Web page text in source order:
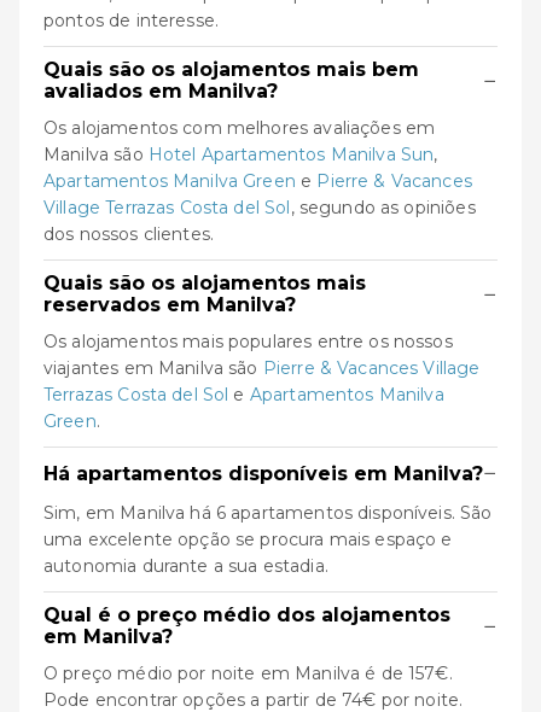
pontos de interesse.
Quais são os alojamentos mais bem
avaliados em Manilva?
−
Os alojamentos com melhores avaliações em
Manilva são Hotel Apartamentos Manilva Sun,
Apartamentos Manilva Green e Pierre & Vacances
Village Terrazas Costa del Sol, segundo as opiniões
dos nossos clientes.
Quais são os alojamentos mais
reservados em Manilva?
−
Os alojamentos mais populares entre os nossos
viajantes em Manilva são Pierre & Vacances Village
Terrazas Costa del Sol e Apartamentos Manilva
Green.
Há apartamentos disponíveis em Manilva?−
Sim, em Manilva há 6 apartamentos disponíveis. São
uma excelente opção se procura mais espaço e
autonomia durante a sua estadia.
Qual é o preço médio dos alojamentos
em Manilva?
−
O preço médio por noite em Manilva é de 157€.
Pode encontrar opções a partir de 74€ por noite.